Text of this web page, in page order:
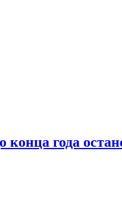
конца года